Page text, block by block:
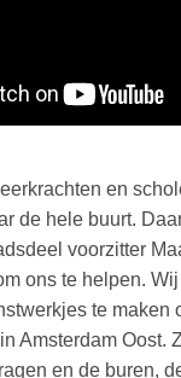
en
de hele buurt.
voorzitter
ons te helpen.
te maken
Amsterdam Oost.
en de buren,